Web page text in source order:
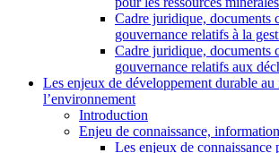
Cadre juridique, documents
gouvernance relatifs à la
Cadre juridique, documents
gouvernance relatifs aux
Les enjeux de développement durable au
l’environnement
Introduction
Enjeu de connaissance,
Les enjeux de connaissance